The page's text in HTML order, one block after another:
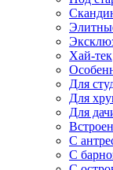
Хай-тек
Для
Для
Для
С
С